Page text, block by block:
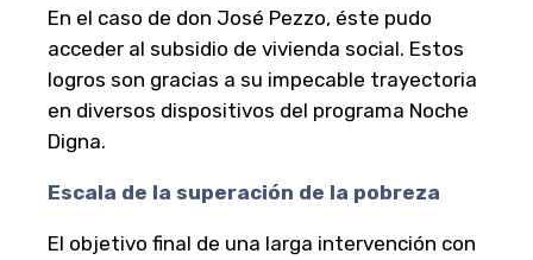
En el caso de don José Pezzo, éste pudo
acceder al subsidio de vivienda social. Estos
logros son gracias a su impecable trayectoria
en diversos dispositivos del programa Noche
Digna.
Escala de la superación de la pobreza
El objetivo final de una larga intervención con